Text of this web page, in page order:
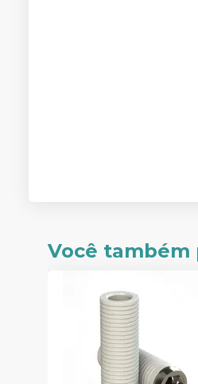
Você também